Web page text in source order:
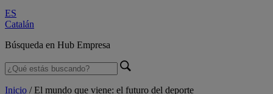
ES
Catalán
Búsqueda en Hub Empresa
Inicio /El mundo que viene: el futuro del deporte